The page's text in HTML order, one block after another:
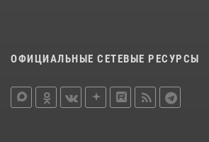
ОФИЦИАЛЬНЫЕ СЕТЕВЫЕ РЕСУРСЫ